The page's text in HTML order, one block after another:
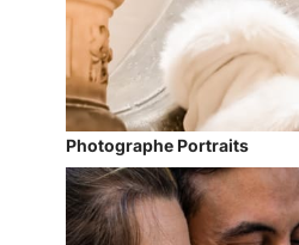
Photographe Portraits